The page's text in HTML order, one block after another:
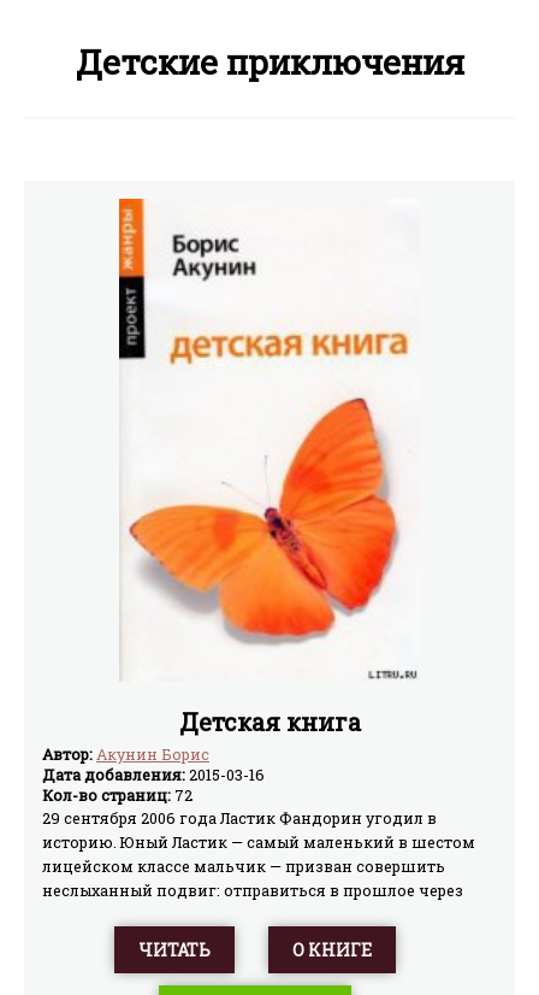
Детские приключения
Детская книга
Автор: Акунин Борис
Дата добавления:2015-03-16
Кол-во страниц: 72
29 сентября 2006 года Ластик Фандорин угодил в
историю. Юный Ластик — самый маленький в шестом
лицейском классе мальчик — призван совершить
неслыханный подвиг: отправиться в прошлое через
способен исправить то, что натворил во время
крестовых походов его дальний предок — Рыцарь Тео
ЧИТАТЬ О КНИГЕ